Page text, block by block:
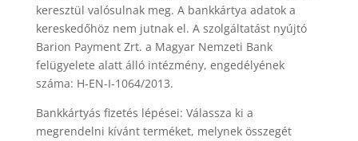
keresztül valósulnak meg. A bankkártya adatok a
kereskedőhöz nem jutnak el. A szolgáltatást nyújtó
Barion Payment Zrt. a Magyar Nemzeti Bank
felügyelete alatt álló intézmény, engedélyének
száma: H-EN-I-1064/2013.
Bankkártyás fizetés lépései: Válassza ki a
megrendelni kívánt terméket, melynek összegét